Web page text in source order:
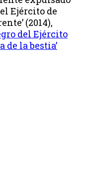
Ejército de
(2014),
del Ejército
de la bestia’